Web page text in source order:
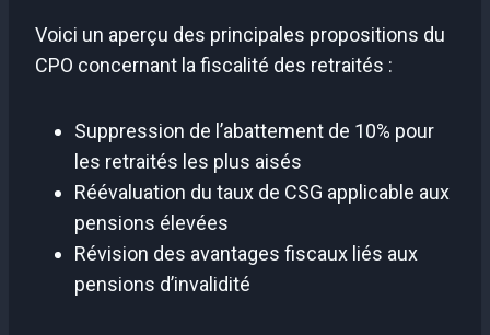
Voici un aperçu des principales propositions du
CPO concernant la fiscalité des retraités :
Suppression de l’abattement de 10% pour
les retraités les plus aisés
Réévaluation du taux de CSG applicable aux
pensions élevées
Révision des avantages fiscaux liés aux
pensions d’invalidité